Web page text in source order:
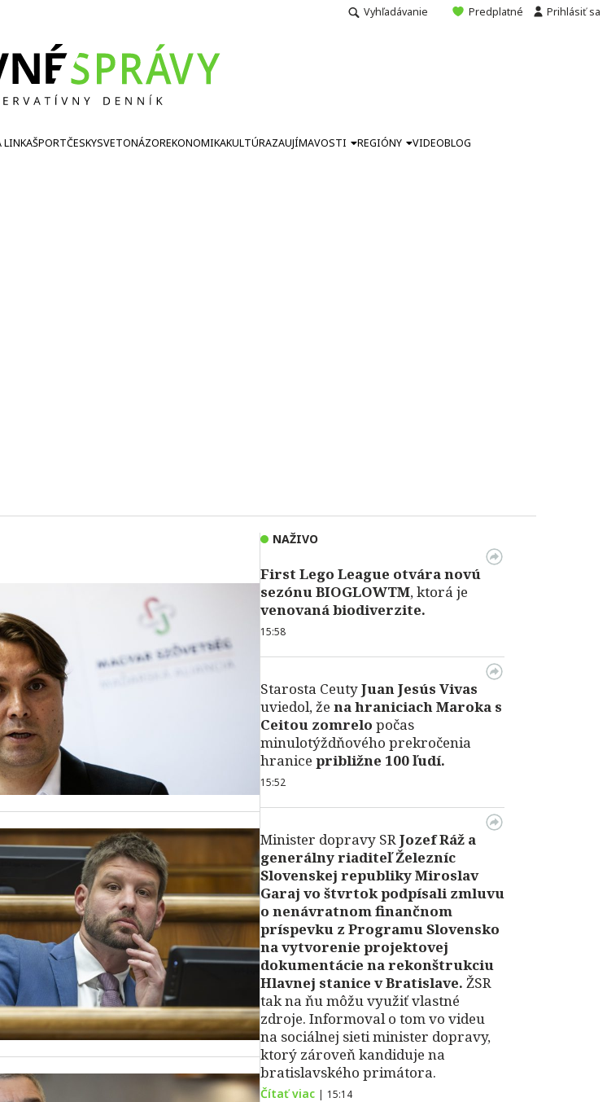
Vyhľadávanie Predplatné Prihlásiť sa
LINKAŠPORTČESKYSVETONÁZOREKONOMIKAKULTÚRAZAUJÍMAVOSTI REGIÓNY VIDEOBLOG
NAŽIVO
First Lego League otvára novú
sezónu BIOGLOWTM, ktorá je
venovaná biodiverzite.
15:58
Starosta CeutyJuan Jesús Vivas
uviedol, že na hraniciach Maroka s
Ceitou zomrelo počas
minulotýždňového prekročenia
hranice približne 100 ľudí.
15:52
Minister dopravy SRJozef Ráž a
generálny riaditeľ Železníc
Slovenskej republiky Miroslav
Garaj vo štvrtok podpísali zmluvu
o nenávratnom finančnom
príspevku z Programu Slovensko
na vytvorenie projektovej
dokumentácie na rekonštrukciu
Hlavnej stanice v Bratislave. ŽSR
tak na ňu môžu využiť vlastné
zdroje. Informoval o tom vo videu
na sociálnej sieti minister dopravy,
ktorý zároveň kandiduje na
bratislavského primátora.
Čítať viac | 15:14